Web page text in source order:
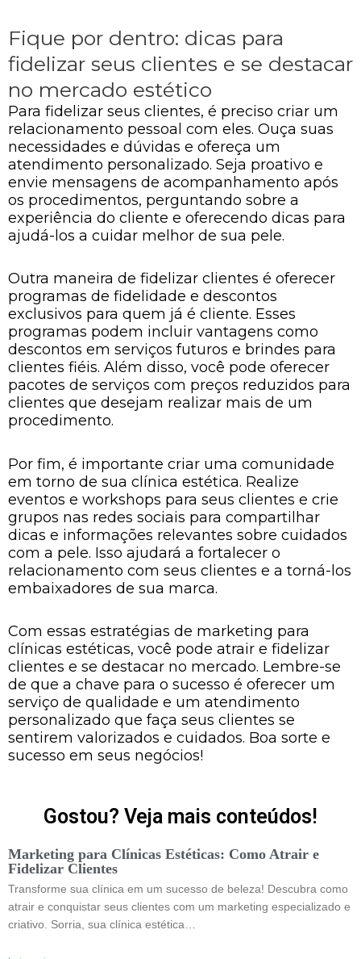
Fique por dentro: dicas para
fidelizar seus clientes e se destacar
no mercado estético
Para fidelizar seus clientes, é preciso criar um
relacionamento pessoal com eles. Ouça suas
necessidades e dúvidas e ofereça um
atendimento personalizado. Seja proativo e
envie mensagens de acompanhamento após
os procedimentos, perguntando sobre a
experiência do cliente e oferecendo dicas para
ajudá-los a cuidar melhor de sua pele.
Outra maneira de fidelizar clientes é oferecer
programas de fidelidade e descontos
exclusivos para quem já é cliente. Esses
programas podem incluir vantagens como
descontos em serviços futuros e brindes para
clientes fiéis. Além disso, você pode oferecer
pacotes de serviços com preços reduzidos para
clientes que desejam realizar mais de um
procedimento.
Por fim, é importante criar uma comunidade
em torno de sua clínica estética. Realize
eventos e workshops para seus clientes e crie
grupos nas redes sociais para compartilhar
dicas e informações relevantes sobre cuidados
com a pele. Isso ajudará a fortalecer o
relacionamento com seus clientes e a torná-los
embaixadores de sua marca.
Com essas estratégias de marketing para
clínicas estéticas, você pode atrair e fidelizar
clientes e se destacar no mercado. Lembre-se
de que a chave para o sucesso é oferecer um
serviço de qualidade e um atendimento
personalizado que faça seus clientes se
sentirem valorizados e cuidados. Boa sorte e
sucesso em seus negócios!
Gostou? Veja mais conteúdos!
Marketing para Clínicas Estéticas: Como Atrair e
Fidelizar Clientes
Transforme sua clínica em um sucesso de beleza! Descubra como
atrair e conquistar seus clientes com um marketing especializado e
criativo. Sorria, sua clínica estética…